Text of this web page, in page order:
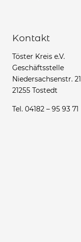
Kontakt
Töster Kreis e.V.
Geschäftsstelle
Niedersachsenstr. 21
21255 Tostedt
Tel. 04182 – 95 93 71